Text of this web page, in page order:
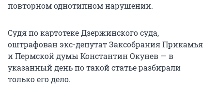
повторном однотипном нарушении.
Судя по картотеке Дзержинского суда,
оштрафован экс-депутат Заксобрания Прикамья
и Пермской думы Константин Окунев — в
указанный день по такой статье разбирали
только его дело.